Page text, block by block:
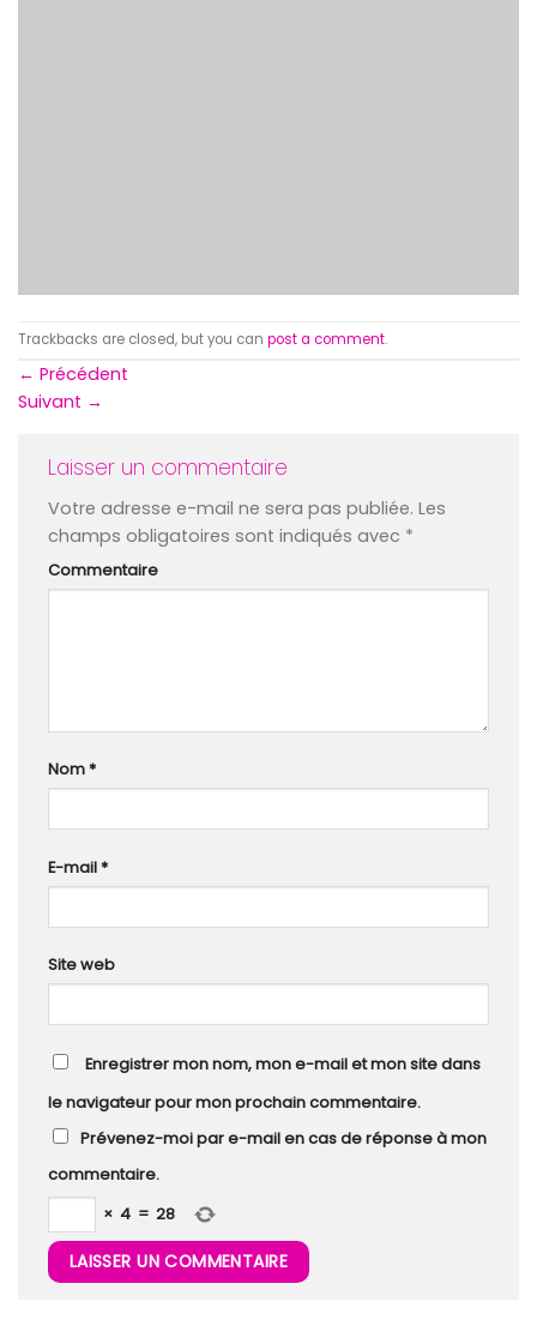
Trackbacks are closed, but you can post a comment.
← Précédent
Suivant →
Laisser un commentaire
Votre adresse e-mail ne sera pas publiée. Les
champs obligatoires sont indiqués avec *
Commentaire
Nom*
E-mail*
Site web
Enregistrer mon nom, mon e-mail et mon site dans
le navigateur pour mon prochain commentaire.
Prévenez-moi par e-mail en cas de réponse à mon
commentaire.
× 4 = 28